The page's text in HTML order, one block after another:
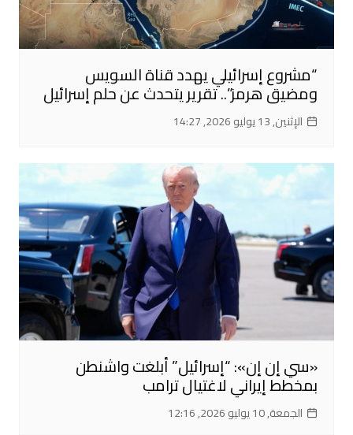
“مشروع إسرائيلي يهدد قناة السويس
ومضيق هرمز”.. تقرير يتحدث عن حلم إسرائيل
الإثنين, 13 يوليو 2026, 14:27
«سي إن إن»: “إسرائيل” أبلغت واشنطن
بمخطط إيراني لاغتيال ترامب
الجمعة, 10 يوليو 2026, 12:16